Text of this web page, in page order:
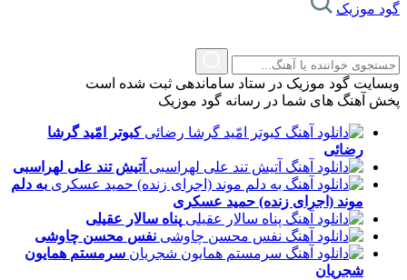
گود موزیک
وبسایت گود موزیک در ستاد ساماندهی ثبت شده است
پخش آهنگ های شما در رسانه گود موزیک
کبوتر امّید گرشا
رضائی
آتیش تند علی لهراسبی
به دلم
موند (اجرای زنده) حمید عسکری
پناه سالار عقیلی
نفس محسن چاوشی
سرمستم همایون
شجریان